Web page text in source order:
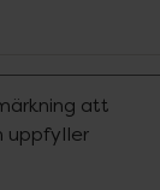
att
uppfyller